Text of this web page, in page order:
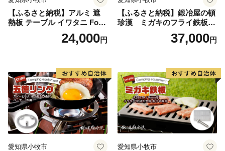
【ふるさと納税】アルミ 遮
熱板 テーブル イワタニ Fore
Winds Micro Camp Stove F
W-MS01専用 折り畳みテーブ
ソロ ソロキャンプ グランピ
ング バーナー 風防 鍛冶屋の
頓珍漢 愛知県 小牧市 送料無
料
24,000円
【ふるさと納税】鍛冶屋の頓
珍漢 ミガキのフライ鉄板
F220S アウトドア キャンプ
ソロ ソロキャンプ グランピ
37,000円
愛知県小牧市 愛知県小牧市